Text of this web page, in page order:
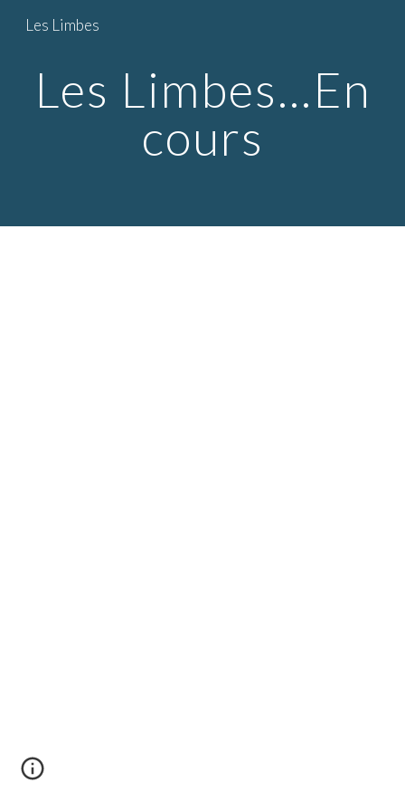
Skip to main content
Les Limbes
Les Limbes...En
cours